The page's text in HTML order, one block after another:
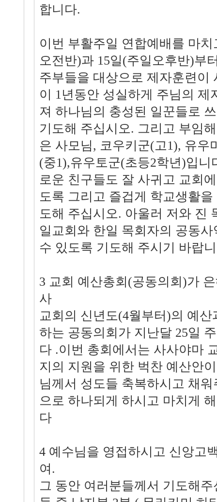
합니다.
이번 부활주일 연합예배를 마
오전반)과 15일(주일오후반)부
주부들을 대상으로 제자훈련이
이 1년동안 성실하게 주님의 제
져 하나님의 충성된 일꾼들로
기도해 주십시오. 그리고 부임
은 사모님, 코우키군(고1), 유우
(중1),유우토군(초등2학년)입니
로운 친구들도 잘 사귀고 교회
도록 그리고 즐겁게 학교생활
도해 주십시오. 아울러 저와 진
일교회와 한일 목회자의 공동
수 있도록 기도해 주시기 바랍
3 교회 예산총회(공동의회)가
사
교회의 신년도(4월부터)의 예
하는 공동의회가 지난달 25일
다 .이번 총회에서는 사사야마
지의 지원을 위한 벅찬 예산안
님께서 성도들 축복하시고 채
으로 하나되게 하시고 마치게
다
4 예수님을 영접하시고 신앙고
여.
그 동안 여러분들께서 기도해